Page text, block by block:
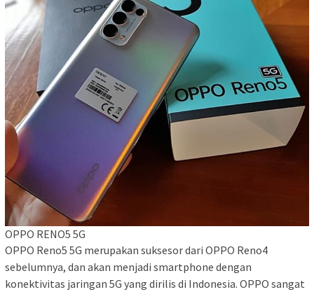
OPPO RENO5 5G
OPPO Reno5 5G merupakan suksesor dari OPPO Reno4
sebelumnya, dan akan menjadi smartphone dengan
konektivitas jaringan 5G yang dirilis di Indonesia. OPPO sangat